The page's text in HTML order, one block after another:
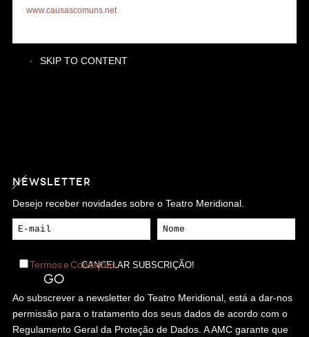
www.causascomuns.net
SKIP TO CONTENT
NEWSLETTER
Desejo receber novidades sobre o Teatro Meridional.
Termos e Condições
Ao subscrever a newsletter do Teatro Meridional, está a dar-nos
permissão para o tratamento dos seus dados de acordo com o
Regulamento Geral da Proteção de Dados. A AMC garante que